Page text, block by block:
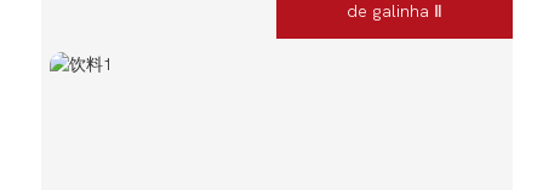
de galinha Ⅱ